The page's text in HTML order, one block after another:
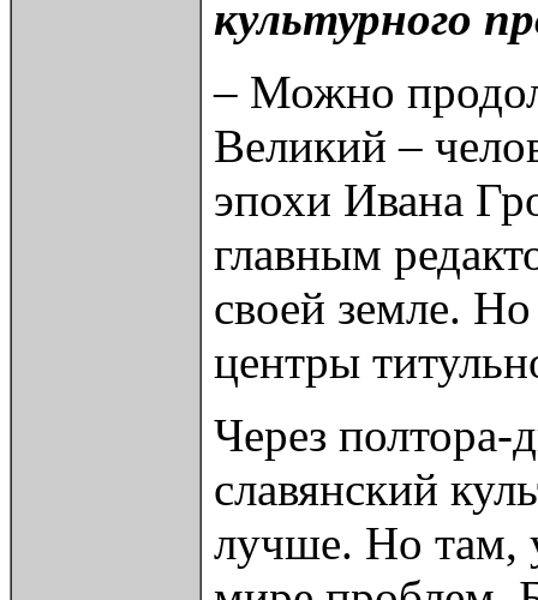
культурного
– Можно
Великий –
эпохи Ивана
главным
своей земле.
центры
Через
славянский
лучше. Но там,